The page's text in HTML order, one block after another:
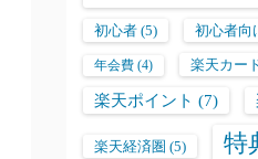
初心者 (5) 初心者向
年会費 (4) 楽天カー
楽天ポイント (7)
楽天経済圏 (5) 特